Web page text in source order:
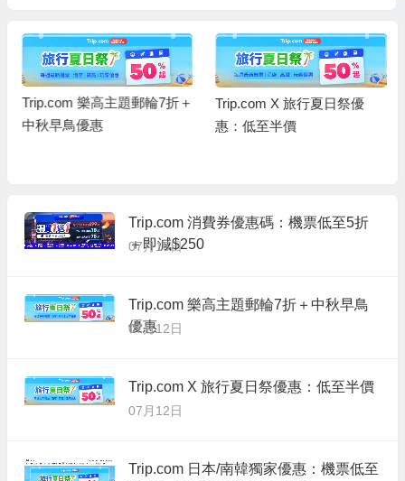
Trip.com 樂高主題郵輪7折＋
中秋早鳥優惠
Trip.com X 旅行夏日祭優
惠：低至半價
Trip.com 消費券優惠碼：機票低至5折
＋即減$250
07月15日
Trip.com 樂高主題郵輪7折＋中秋早鳥
優惠
07月12日
Trip.com X 旅行夏日祭優惠：低至半價
07月12日
Trip.com 日本/南韓獨家優惠：機票低至